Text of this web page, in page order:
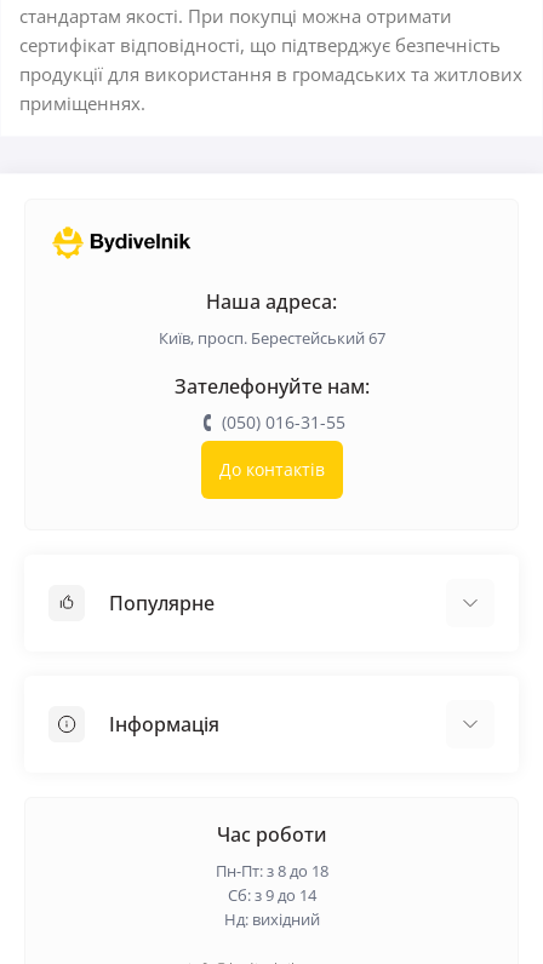
стандартам якості. При покупці можна отримати
сертифікат відповідності, що підтверджує безпечність
продукції для використання в громадських та житлових
приміщеннях.
Наша адреса:
Київ, просп. Берестейський 67
Зателефонуйте нам:
(050) 016-31-55
До контактів
Популярне
Самовирівнююча суміш
Інформація
Гарантія та повернення
Політика конфіденційності
Час роботи
Пн-Пт: з 8 до 18
Сб: з 9 до 14
Нд: вихідний